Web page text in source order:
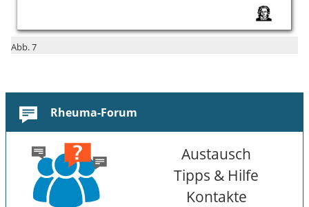
Abb. 7
Rheuma-Forum
Austausch
Tipps & Hilfe
Kontakte